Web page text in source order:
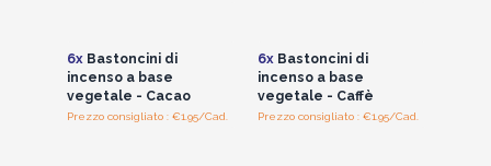
6xBastoncini di
incenso a base
vegetale - Cacao
Prezzo consigliato : €1.95/Cad.
6xBastoncini di
incenso a base
vegetale - Caffè
Prezzo consigliato : €1.95/Cad.